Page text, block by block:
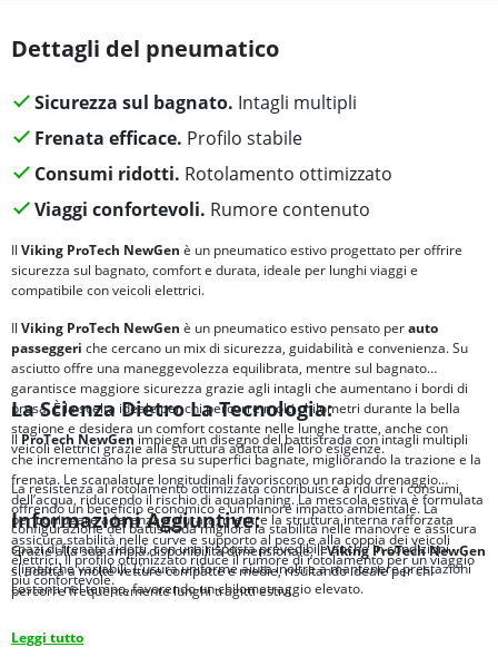
Dettagli del pneumatico
Sicurezza sul bagnato. Intagli multipli
Frenata efficace. Profilo stabile
Consumi ridotti. Rotolamento ottimizzato
Viaggi confortevoli. Rumore contenuto
Il Viking ProTech NewGen è un pneumatico estivo progettato per offrire
sicurezza sul bagnato, comfort e durata, ideale per lunghi viaggi e
compatibile con veicoli elettrici.
Il Viking ProTech NewGen è un pneumatico estivo pensato perauto
passeggeri che cercano un mix di sicurezza, guidabilità e convenienza. Su
asciutto offre una maneggevolezza equilibrata, mentre sul bagnato
garantisce maggiore sicurezza grazie agli intagli che aumentano i bordi di
presa. È la scelta ideale per chi percorre molti chilometri durante la bella
stagione e desidera un comfort costante nelle lunghe tratte, anche con
veicoli elettrici grazie alla struttura adatta alle loro esigenze.
La resistenza al rotolamento ottimizzata contribuisce a ridurre i consumi,
offrendo un beneficio economico e un minore impatto ambientale. La
configurazione del battistrada migliora la stabilità nelle manovre e assicura
spazi di frenata ridotti, con una risposta prevedibile anche in condizioni
climatiche variabili. L’usura uniforme aiuta inoltre a mantenere prestazioni
costanti nel tempo, favorendo un chilometraggio elevato.
La Scienza Dietro La Tecnologia:
IlProTech NewGen impiega un disegno del battistrada con intagli multipli
che incrementano la presa su superfici bagnate, migliorando la trazione e la
frenata. Le scanalature longitudinali favoriscono un rapido drenaggio
dell’acqua, riducendo il rischio di aquaplaning. La mescola estiva è formulata
per coniugare aderenza e durata, mentre la struttura interna rafforzata
assicura stabilità nelle curve e supporto al peso e alla coppia dei veicoli
elettrici. Il profilo ottimizzato riduce il rumore di rotolamento per un viaggio
più confortevole.
Informazioni Aggiuntive:
Grazie alla sua ampia disponibilità dimensionale, ilViking ProTech NewGen
si adatta a molte vetture compatte e medie, risultando ideale per chi
percorre frequentemente lunghi tragitti estivi.
Leggi tutto